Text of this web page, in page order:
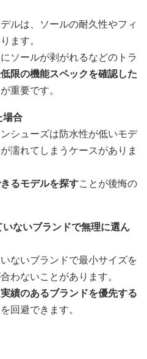
ルは、ソールの耐久性やフィ
ます。
ソールが剥がれるなどのトラ
限の機能スペックを確認した
重要です。
合
シューズは防水性が低いモデ
濡れてしまうケースがありま
るモデルを探すことが後悔の
ないブランドで無理に選ん
ないブランドで最小サイズを
わないことがあります。
績のあるブランドを優先する
回避できます。